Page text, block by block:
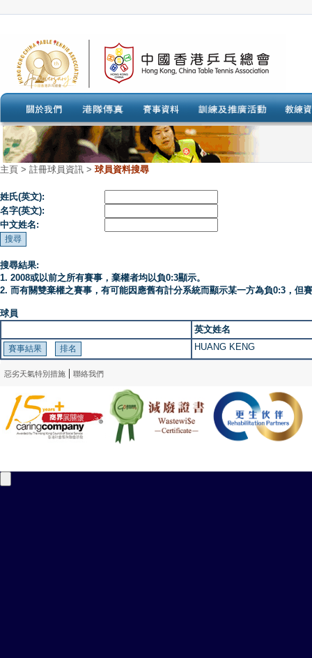
主頁 > 註冊球員資訊 > 球員資料搜尋
姓氏(英文):
名字(英文):
中文姓名:
搜尋結果:
1. 2008或以前之所有賽事，棄權者均以負0:3顯示。
2. 而有關雙棄權之賽事，有可能因應舊有計分系統而顯示某一方為負0:3，但
球員
英文姓名
HUANG KENG